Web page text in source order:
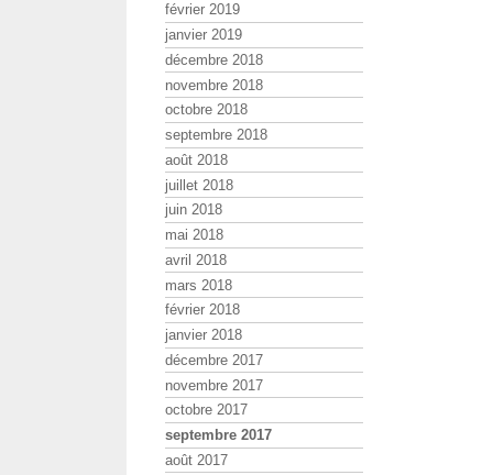
février 2019
janvier 2019
décembre 2018
novembre 2018
octobre 2018
septembre 2018
août 2018
juillet 2018
juin 2018
mai 2018
avril 2018
mars 2018
février 2018
janvier 2018
décembre 2017
novembre 2017
octobre 2017
septembre 2017
août 2017